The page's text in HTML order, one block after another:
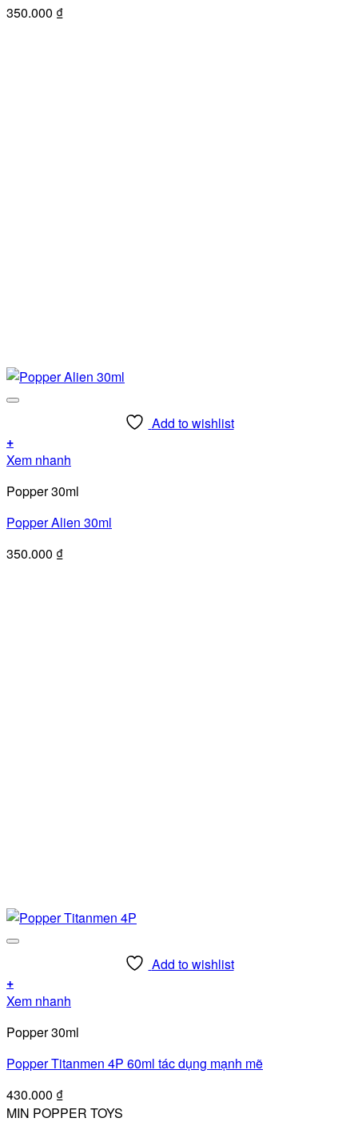
350.000 ₫
Add to wishlist
+
Xem nhanh
Popper 30ml
Popper Alien 30ml
350.000 ₫
Add to wishlist
+
Xem nhanh
Popper 30ml
Popper Titanmen 4P 60ml tác dụng mạnh mẽ
430.000 ₫
MIN POPPER TOYS